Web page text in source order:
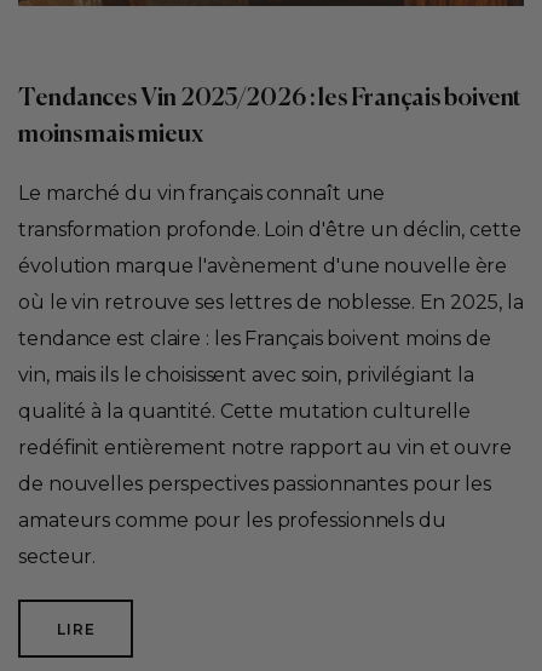
Tendances Vin 2025/2026 : les Français boivent
moins mais mieux
Le marché du vin français connaît une
transformation profonde. Loin d'être un déclin, cette
évolution marque l'avènement d'une nouvelle ère
où le vin retrouve ses lettres de noblesse. En 2025, la
tendance est claire : les Français boivent moins de
vin, mais ils le choisissent avec soin, privilégiant la
qualité à la quantité. Cette mutation culturelle
redéfinit entièrement notre rapport au vin et ouvre
de nouvelles perspectives passionnantes pour les
amateurs comme pour les professionnels du
secteur.
LIRE